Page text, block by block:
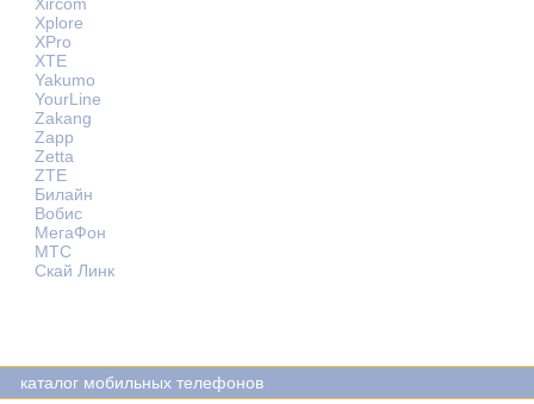
Xplore
XPro
XTE
Yakumo
YourLine
Zakang
Zapp
Zetta
ZTE
Билайн
Вобис
МегаФон
МТС
Скай Линк
каталог мобильных телефонов